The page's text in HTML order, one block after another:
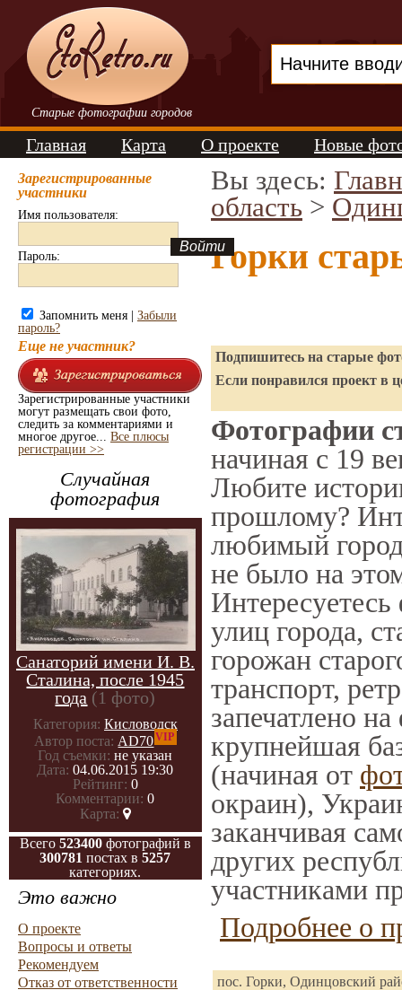
Старые фотографии городов
Главная Карта О проекте Новые
Зарегистрированные
участники
Имя пользователя:
Пароль:
Запомнить меня | Забыли
пароль?
Еще не участник?
Зарегистрированные участники
могут размещать свои фото,
следить за комментариями и
многое другое... Все плюсы
регистрации >>
Случайная
фотография
Санаторий имени И. В.
Сталина, после 1945
года (1 фото)
Категория: Кисловодск
Автор поста: AD70VIP
Год съемки: не указан
Дата: 04.06.2015 19:30
Рейтинг: 0
Комментарии: 0
Карта:
Всего 523400 фотографий в
300781 постах в5257
категориях.
Это важно
О проекте
Вопросы и ответы
Рекомендуем
Отказ от ответственности
Вы здесь:
область >
Горки
Подпишитесь на старые
Если понравился проект в
Фотографии
начиная с 19
Любите
прошлому?
любимый
не было на
Интересуетесь
улиц города,
горожан
транспорт,
запечатлено
крупнейшая
(начиная от
окраин),
заканчивая
других
участниками
Подробнее о
пос. Горки, Одинцовский